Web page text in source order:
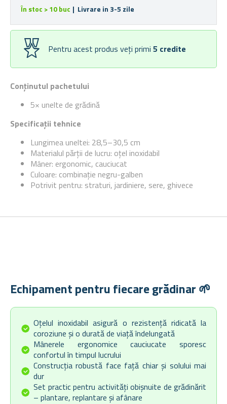
Conținutul pachetului
5× unelte de grădină
Specificații tehnice
Lungimea uneltei: 28,5–30,5 cm
Materialul părții de lucru: oțel inoxidabil
Mâner: ergonomic, cauciucat
Culoare: combinație negru-galben
Potrivit pentru: straturi, jardiniere, sere, ghivece
În stoc > 10 buc | Livrare in 3-5 zile
Pentru acest produs veți primi 5 credite
Echipament pentru fiecare grădinar 🌱
Oțelul inoxidabil asigură o rezistență ridicată la
coroziune și o durată de viață îndelungată
Mânerele ergonomice cauciucate sporesc
confortul în timpul lucrului
Construcția robustă face față chiar și solului mai
dur
Set practic pentru activități obișnuite de grădinărit
– plantare, replantare și afânare